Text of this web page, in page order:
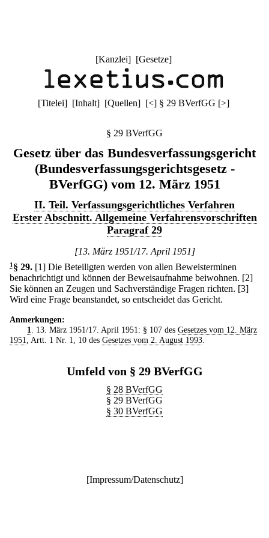
[Kanzlei] [Gesetze]
[Titelei] [Inhalt] [Quellen] [<] § 29 BVerfGG [>]
§ 29 BVerfGG
Gesetz über das Bundesverfassungsgericht
(Bundesverfassungsgerichtsgesetz -
BVerfGG) vom 12. März 1951
II. Teil. Verfassungsgerichtliches Verfahren
Erster Abschnitt. Allgemeine Verfahrensvorschriften
Paragraf 29
[13. März 1951/17. April 1951]
1 § 29. [1] Die Beteiligten werden von allen Beweisterminen
benachrichtigt und können der Beweisaufnahme beiwohnen. [2]
Sie können an Zeugen und Sachverständige Fragen richten. [3]
Wird eine Frage beanstandet, so entscheidet das Gericht.
Anmerkungen:
1
. 13. März 1951/17. April 1951: § 107 des Gesetzes vom 12. März
1951
, Artt. 1 Nr. 1, 10 des Gesetzes vom 2. August 1993
Umfeld von § 29 BVerfGG
§ 28 BVerfGG
§ 29 BVerfGG
§ 30 BVerfGG
[Impressum/Datenschutz]